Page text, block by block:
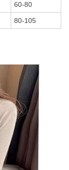
60-80
80-105